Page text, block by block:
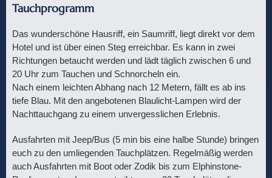
Tauchprogramm
Das wunderschöne Hausriff, ein Saumriff, liegt direkt vor dem
Hotel und ist über einen Steg erreichbar. Es kann in zwei
Richtungen betaucht werden und lädt täglich zwischen 6 und
20 Uhr zum Tauchen und Schnorcheln ein.
Nach einem leichten Abhang nach 12 Metern, fällt es ab ins
tiefe Blau. Mit den angebotenen Blaulicht-Lampen wird der
Nachttauchgang zu einem unvergesslichen Erlebnis.
Ausfahrten mit Jeep/Bus (5 min bis eine halbe Stunde) bringen
euch zu den umliegenden Tauchplätzen. Regelmäßig werden
auch Ausfahrten mit Boot oder Zodik bis zum Elphinstone-